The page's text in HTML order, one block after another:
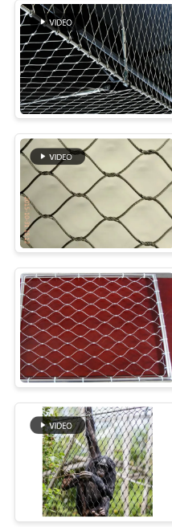
NOUVELLES
DEMANDEZ
UNE
CITATION
PLAN
DU
SITE
POLITIQUE
DE